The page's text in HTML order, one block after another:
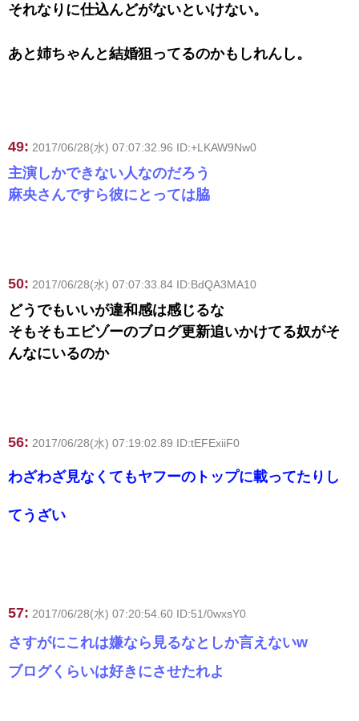
それなりに仕込んどがないといけない。
あと姉ちゃんと結婚狙ってるのかもしれんし。
49: 2017/06/28(水) 07:07:32.96 ID:+LKAW9Nw0
主演しかできない人なのだろう
麻央さんですら彼にとっては脇
50: 2017/06/28(水) 07:07:33.84 ID:BdQA3MA10
どうでもいいが違和感は感じるな
そもそもエビゾーのブログ更新追いかけてる奴がそ
んなにいるのか
56: 2017/06/28(水) 07:19:02.89 ID:tEFExiiF0
わざわざ見なくてもヤフーのトップに載ってたりし
てうざい
57: 2017/06/28(水) 07:20:54.60 ID:51/0wxsY0
さすがにこれは嫌なら見るなとしか言えないw
ブログくらいは好きにさせたれよ